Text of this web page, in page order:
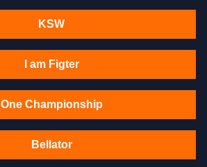
KSW
I am Figter
One Championship
Bellator